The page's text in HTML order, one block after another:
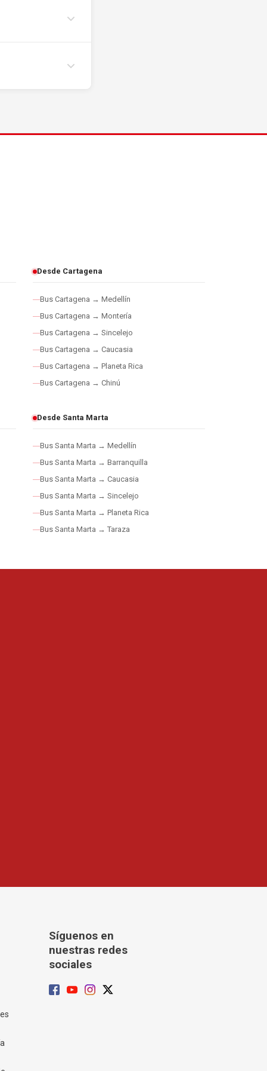
Desde Cartagena
Bus Cartagena → Medellín
Bus Cartagena → Montería
Bus Cartagena → Sincelejo
Bus Cartagena → Caucasia
Bus Cartagena → Planeta Rica
Bus Cartagena → Chinú
Desde Santa Marta
Bus Santa Marta → Medellín
Bus Santa Marta → Barranquilla
Bus Santa Marta → Caucasia
Bus Santa Marta → Sincelejo
Bus Santa Marta → Planeta Rica
Bus Santa Marta → Taraza
Síguenos en
nuestras redes
sociales